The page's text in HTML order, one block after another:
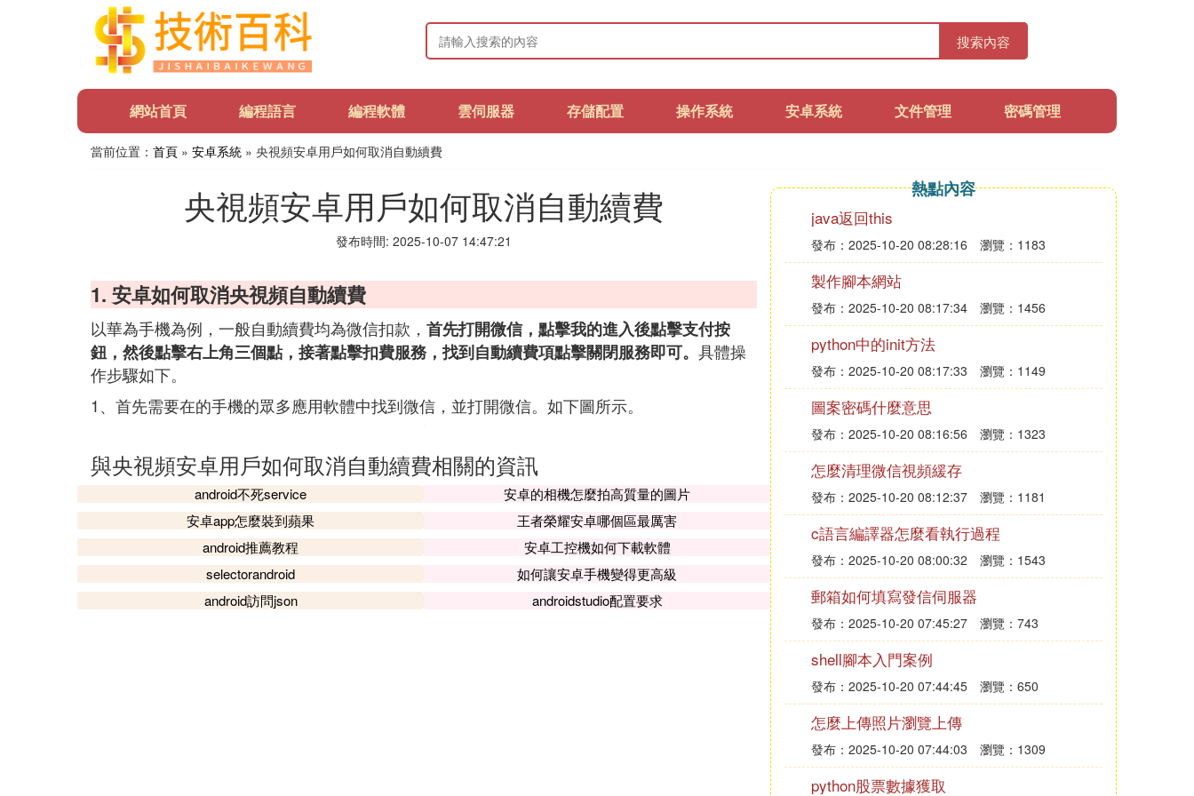
搜索內容
網站首頁 編程語言 編程軟體 雲伺服器 存儲配置 操作系統 安卓系統 文件管理 密碼管理
當前位置： 首頁 » 安卓系統 » 央視頻安卓用戶如何取消自動續費
央視頻安卓用戶如何取消自動續費
發布時間: 2025-10-07 14:47:21
1. 安卓如何取消央視頻自動續費
以華為手機為例，一般自動續費均為微信扣款， 首先打開微信，點擊我的進入後點擊支付按
鈕，然後點擊右上角三個點，接著點擊扣費服務，找到自動續費項點擊關閉服務即可。 具體操
作步驟如下。
1、首先需要在的手機的眾多應用軟體中找到微信，並打開微信。如下圖所示。
與央視頻安卓用戶如何取消自動續費相關的資訊
android不死service
安卓的相機怎麼拍高質量的圖片
安卓app怎麼裝到蘋果
王者榮耀安卓哪個區最厲害
android推薦教程
安卓工控機如何下載軟體
selectorandroid
如何讓安卓手機變得更高級
android訪問json
androidstudio配置要求
熱點內容
java返回this
發布：2025-10-20 08:28:16 瀏覽：1183
製作腳本網站
發布：2025-10-20 08:17:34 瀏覽：1456
python中的init方法
發布：2025-10-20 08:17:33 瀏覽：1149
圖案密碼什麼意思
發布：2025-10-20 08:16:56 瀏覽：1323
怎麼清理微信視頻緩存
發布：2025-10-20 08:12:37 瀏覽：1181
c語言編譯器怎麼看執行過程
發布：2025-10-20 08:00:32 瀏覽：1543
郵箱如何填寫發信伺服器
發布：2025-10-20 07:45:27 瀏覽：743
shell腳本入門案例
發布：2025-10-20 07:44:45 瀏覽：650
怎麼上傳照片瀏覽上傳
發布：2025-10-20 07:44:03 瀏覽：1309
python股票數據獲取